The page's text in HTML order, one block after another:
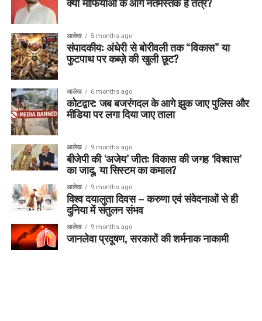
आलेख 5 months ago
संपादकीय: अंधेरी से बोरीवली तक “विकास” या
फुटपाथ पर कब्ज़े की खुली छूट?
आलेख 6 months ago
कोटद्वार: जब बजरंगदल के आगे झुक जाए पुलिस और
मीडिया पर लगा दिया जाए ताला
आलेख 9 months ago
बीजेपी की ‘अजेय’ जीत: विकास की जगह ‘विश्वास’
का जादू, या सिस्टम का कमाल?
आलेख 9 months ago
विश्व दयालुता दिवस – करुणा एवं संवेदनाओं से ही
दुनिया में संतुलन संभव
आलेख 9 months ago
जानलेवा प्रदूषण, सरकारों की शर्मनाक नाकामी